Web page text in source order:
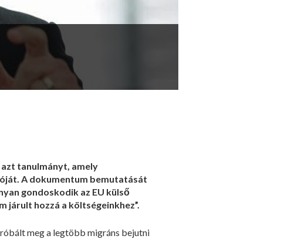
tanulmányt, amely
A dokumentum bemutatását
gondoskodik az EU külső
járult hozzá a költségeinkhez”.
meg a legtöbb migráns bejutni